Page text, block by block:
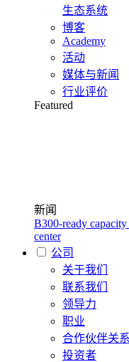
生态系统
博客
Academy
活动
媒体与新闻
行业评价
Featured
新闻
B300-ready
center
公司
关于我们
联系我们
领导力
职业
合作伙伴关系
投资者